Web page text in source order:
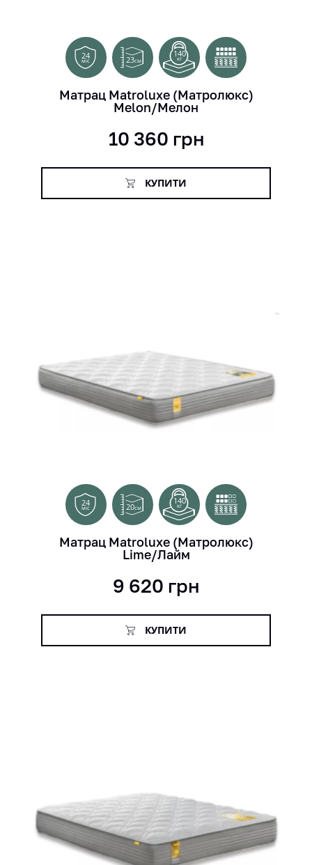
24
міс 23см
140
кг
Матрац Matroluxe (Матролюкс)
Melon/Мелон
10 360 грн
КУПИТИ
24
міс 20см
140
кг
Матрац Matroluxe (Матролюкс)
Lime/Лайм
9 620 грн
КУПИТИ